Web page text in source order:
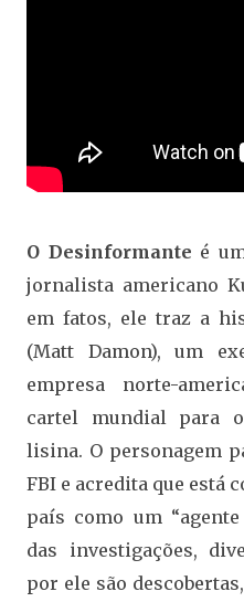
O Desinformante é
jornalista americano
em fatos, ele traz a
(Matt Damon), um
empresa norte-
cartel mundial para
lisina. O personagem
FBI e acredita que está
país como um
das investigações,
por ele são